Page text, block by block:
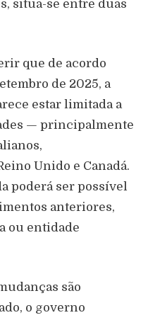
situa-se entre duas
que de acordo
de 2025, a
estar limitada a
— principalmente
Unido e Canadá.
poderá ser possível
anteriores,
ou entidade
são
o governo